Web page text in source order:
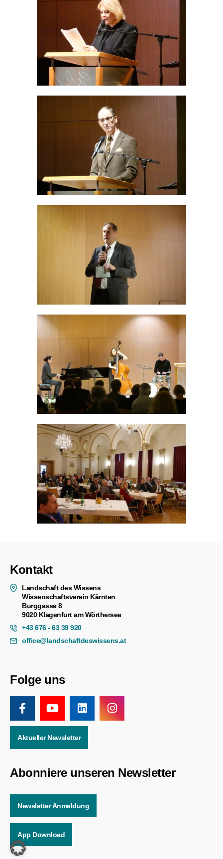
Kontakt
Landschaft des Wissens
Wissenschaftsverein Kärnten
Burggasse 8
9020 Klagenfurt am Wörthersee
+43 676 - 63 39 920
office@landschaftdeswissens.at
Folge uns
Aktueller Newsletter
Abonniere unseren Newsletter
Newsletter Anmeldung
App Download